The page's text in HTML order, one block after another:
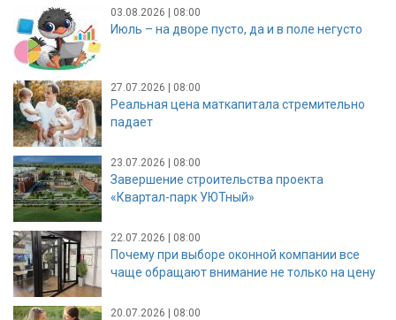
03.08.2026 | 08:00
Июль – на дворе пусто, да и в поле негусто
27.07.2026 | 08:00
Реальная цена маткапитала стремительно
падает
23.07.2026 | 08:00
Завершение строительства проекта
«Квартал-парк УЮТный»
22.07.2026 | 08:00
Почему при выборе оконной компании все
чаще обращают внимание не только на цену
20.07.2026 | 08:00